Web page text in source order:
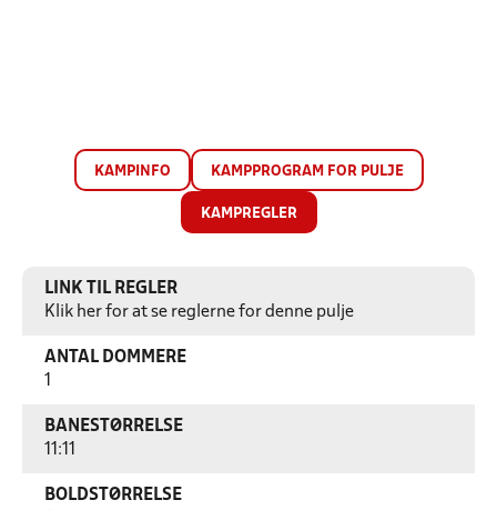
KAMPINFO KAMPPROGRAM FOR PULJE
KAMPREGLER
LINK TIL REGLER
Klik her for at se reglerne for denne pulje
ANTAL DOMMERE
BANESTØRRELSE
11:11
BOLDSTØRRELSE